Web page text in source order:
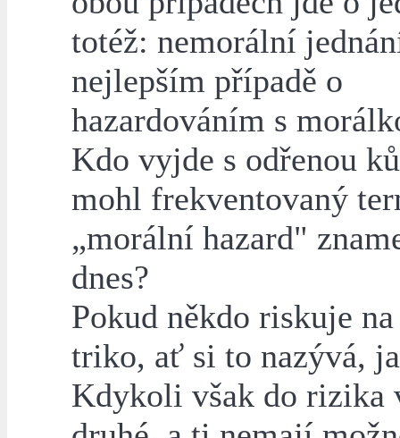
totéž: nemorální
nejlepším případě o
hazardováním s
Kdo vyjde s odřenou
mohl frekventovaný
„morální hazard"
dnes?
Pokud někdo riskuje
triko, ať si to nazývá,
Kdykoli však do rizika